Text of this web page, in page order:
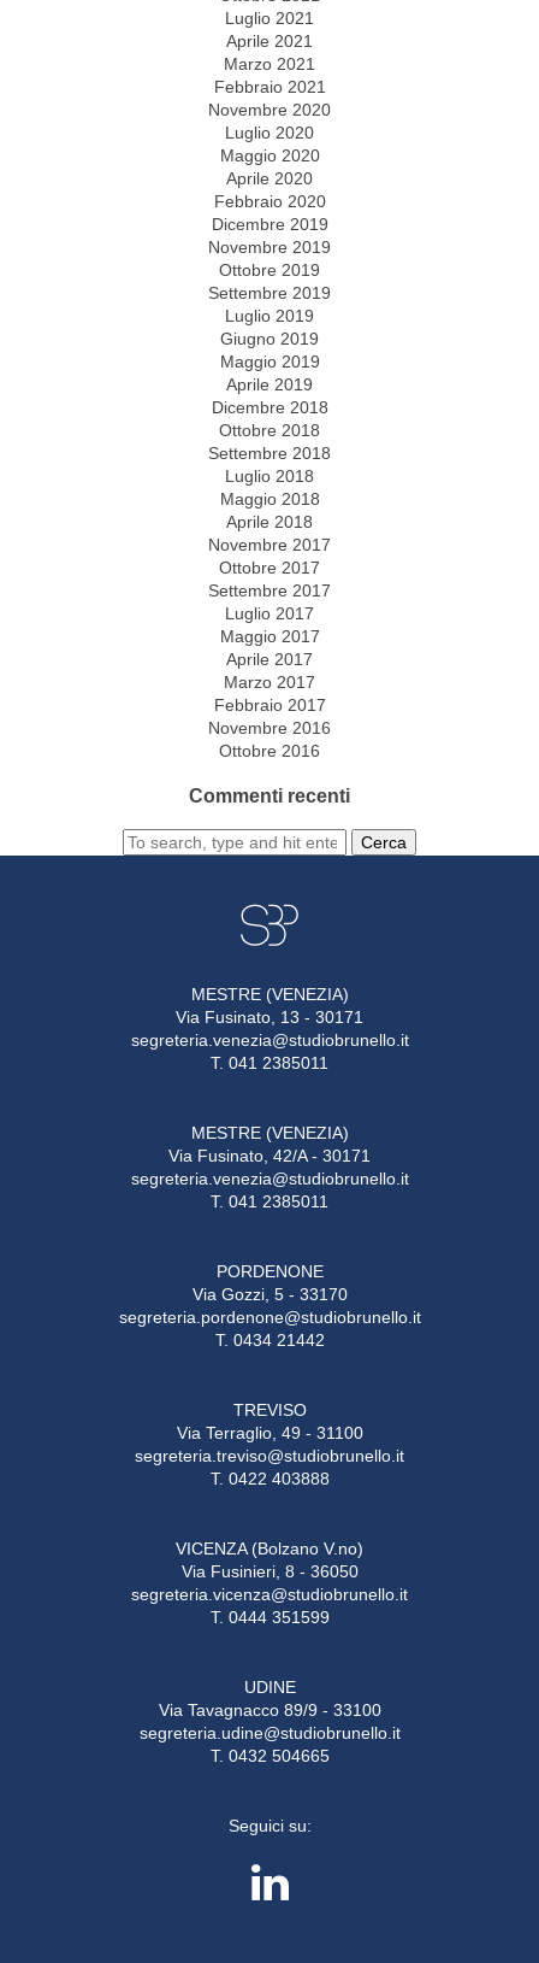
Luglio 2021
Aprile 2021
Marzo 2021
Febbraio 2021
Novembre 2020
Luglio 2020
Maggio 2020
Aprile 2020
Febbraio 2020
Dicembre 2019
Novembre 2019
Ottobre 2019
Settembre 2019
Luglio 2019
Giugno 2019
Maggio 2019
Aprile 2019
Dicembre 2018
Ottobre 2018
Settembre 2018
Luglio 2018
Maggio 2018
Aprile 2018
Novembre 2017
Ottobre 2017
Settembre 2017
Luglio 2017
Maggio 2017
Aprile 2017
Marzo 2017
Febbraio 2017
Novembre 2016
Ottobre 2016
Commenti recenti
Cerca
MESTRE (VENEZIA)
Via Fusinato, 13 - 30171
segreteria.venezia@studiobrunello.it
T. 041 2385011
MESTRE (VENEZIA)
Via Fusinato, 42/A - 30171
segreteria.venezia@studiobrunello.it
T. 041 2385011
PORDENONE
Via Gozzi, 5 - 33170
segreteria.pordenone@studiobrunello.it
T. 0434 21442
TREVISO
Via Terraglio, 49 - 31100
segreteria.treviso@studiobrunello.it
T. 0422 403888
VICENZA (Bolzano V.no)
Via Fusinieri, 8 - 36050
segreteria.vicenza@studiobrunello.it
T. 0444 351599
UDINE
Via Tavagnacco 89/9 - 33100
segreteria.udine@studiobrunello.it
T. 0432 504665
Seguici su: